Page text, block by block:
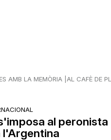
AMB LA MEMÒRIA AL CAFÈ DE
al peronista
l'Argentina